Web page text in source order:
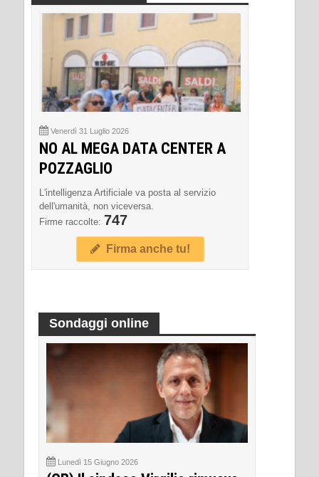
Venerdì 31 Luglio 2026
NO AL MEGA DATA CENTER A
POZZAGLIO
L'intelligenza Artificiale va posta al servizio
dell'umanità, non viceversa.
Firme raccolte: 747
Firma anche tu!
Sondaggi online
Lunedì 15 Giugno 2026